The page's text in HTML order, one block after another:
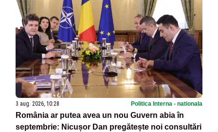
3 aug. 2026, 10:28 Politica Interna - nationala
România ar putea avea un nou Guvern abia în
septembrie: Nicușor Dan pregătește noi consultări